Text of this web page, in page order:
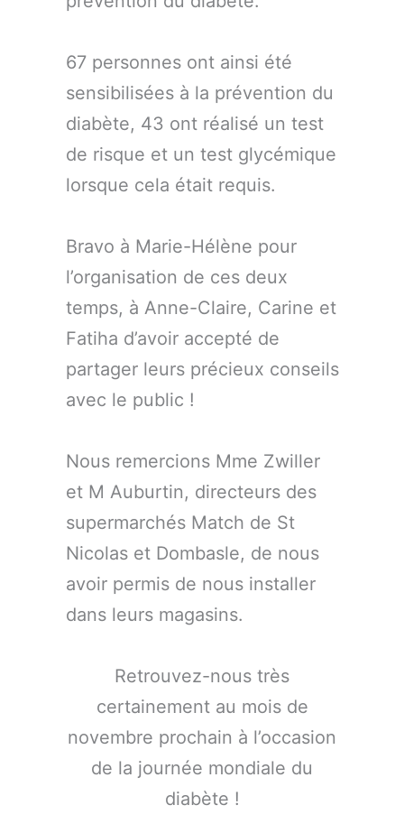
67 personnes ont ainsi été
sensibilisées à la prévention du
diabète, 43 ont réalisé un test
de risque et un test glycémique
lorsque cela était requis.
Bravo à Marie-Hélène pour
l’organisation de ces deux
temps, à Anne-Claire, Carine et
Fatiha d’avoir accepté de
partager leurs précieux conseils
avec le public !
Nous remercions Mme Zwiller
et M Auburtin, directeurs des
supermarchés Match de St
Nicolas et Dombasle, de nous
avoir permis de nous installer
dans leurs magasins.
Retrouvez-nous très
certainement au mois de
novembre prochain à l’occasion
de la journée mondiale du
diabète !